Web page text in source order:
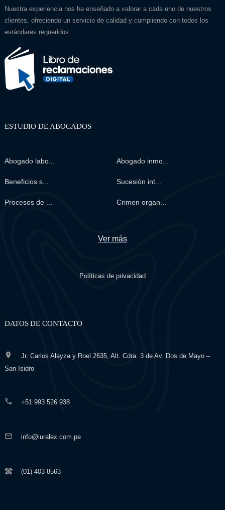
Nuestra experiencia nos ha enseñado a valorar a cada uno de nuestros
clientes, ofreciendo un servicio de calidad y cumpliendo con todos los
estándares requeridos.
ESTUDIO DE ABOGADOS
Abogado labo... Abogado inmo...
Beneficios s... Sucesión int...
Procesos de ... Crimen organ...
Ver más
Políticas de privacidad
DATOS DE CONTACTO
Jr. Carlos Alayza y Roel 2635, Alt. Cdra. 3 de Av. Dos de Mayo –
San Isidro
+51 993 526 938
info@iuralex.com.pe
(01) 403-8563